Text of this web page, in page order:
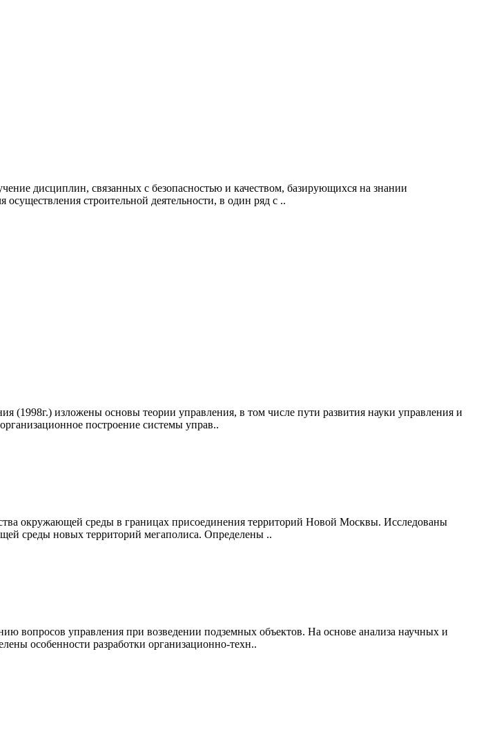
дисциплин, связанных с безопасностью и качеством, базирующихся на знании
строительной деятельности, в один ряд с ..
(1998г.) изложены основы теории управления, в том числе пути развития науки управления и
построение системы управ..
окружающей среды в границах присоединения территорий Новой Москвы. Исследованы
среды новых территорий мегаполиса. Определены ..
вопросов управления при возведении подземных объектов. На основе анализа научных и
особенности разработки организационно-техн..